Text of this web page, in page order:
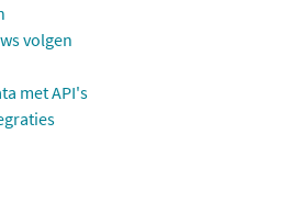
volgen
met API's